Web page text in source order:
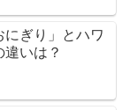
ぎり」とハワ
いは？